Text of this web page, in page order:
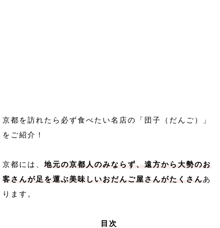
京都を訪れたら必ず食べたい名店の「団子（だんご）」
をご紹介！
京都には、地元の京都人のみならず、遠方から大勢のお
客さんが足を運ぶ美味しいおだんご屋さんがたくさんあ
ります。
目次